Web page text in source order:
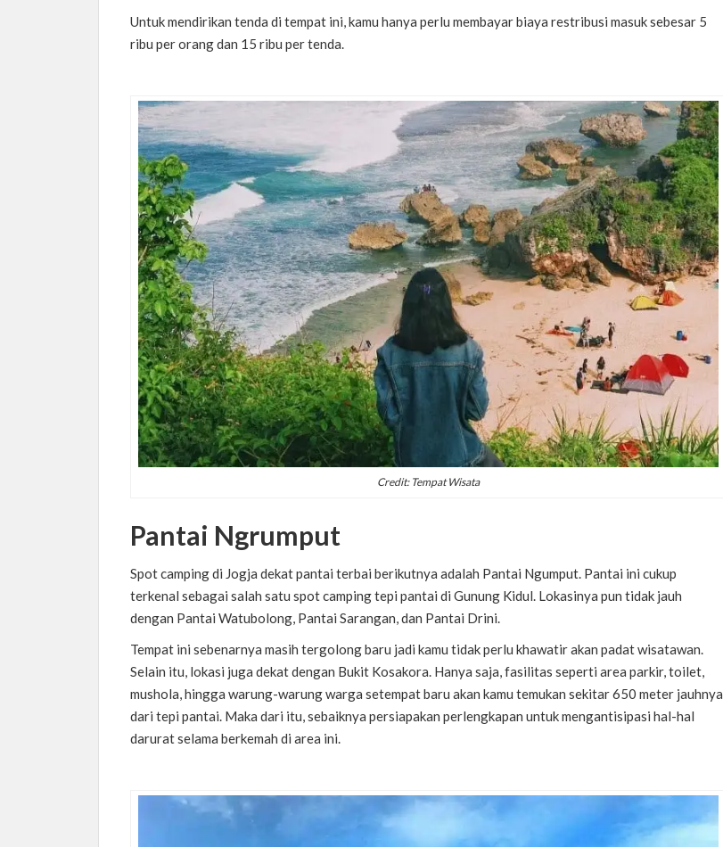
Untuk mendirikan tenda di tempat ini, kamu hanya perlu membayar biaya restribusi masuk sebesar 5
ribu per orang dan 15 ribu per tenda.
Credit: Tempat Wisata
Pantai Ngrumput
Spot camping di Jogja dekat pantai terbai berikutnya adalah Pantai Ngumput. Pantai ini cukup
terkenal sebagai salah satu spot camping tepi pantai di Gunung Kidul. Lokasinya pun tidak jauh
dengan Pantai Watubolong, Pantai Sarangan, dan Pantai Drini.
Tempat ini sebenarnya masih tergolong baru jadi kamu tidak perlu khawatir akan padat wisatawan.
Selain itu, lokasi juga dekat dengan Bukit Kosakora. Hanya saja, fasilitas seperti area parkir, toilet,
mushola, hingga warung-warung warga setempat baru akan kamu temukan sekitar 650 meter jauhnya
dari tepi pantai. Maka dari itu, sebaiknya persiapakan perlengkapan untuk mengantisipasi hal-hal
darurat selama berkemah di area ini.